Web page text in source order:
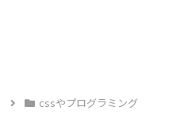
cssやプログラミング